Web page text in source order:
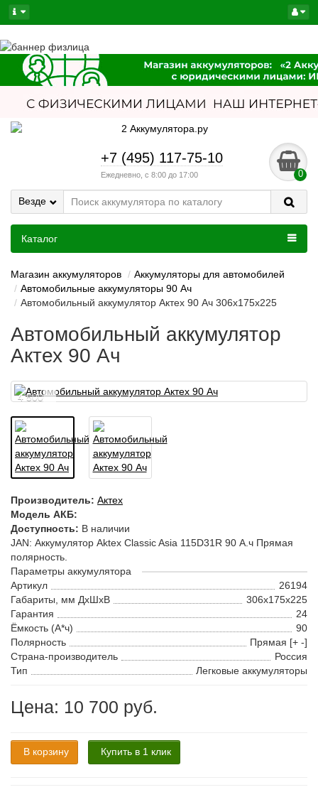
+7 (495) 117-75-10
Ежедневно, с 8:00 до 17:00 0
Везде
Каталог
Магазин аккумуляторов
Аккумуляторы для автомобилей
Автомобильные аккумуляторы 90 Ач
Автомобильный аккумулятор Актех 90 Ач 306x175x225
Автомобильный аккумулятор
Актех 90 Ач
4 500
Производитель: Актех
Модель АКБ:
Доступность: В наличии
JAN: Аккумулятор Aktex Classic Asia 115D31R 90 А.ч Прямая
полярность.
Параметры аккумулятора
Артикул
26194
Габариты, мм ДхШхВ
306x175x225
Гарантия
24
Ёмкость (А*ч)
90
Полярность
Прямая [+ -]
Страна-производитель
Россия
Тип
Легковые аккумуляторы
Цена: 10 700 руб.
В корзину Купить в 1 клик